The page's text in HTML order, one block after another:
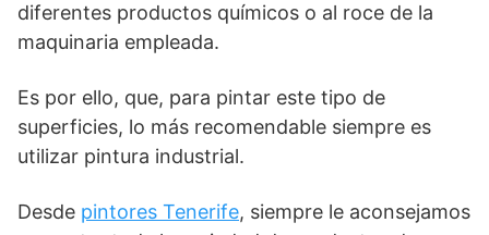
diferentes productos químicos o al roce de la
maquinaria empleada.
Es por ello, que, para pintar este tipo de
superficies, lo más recomendable siempre es
utilizar pintura industrial.
Desde pintores Tenerife, siempre le aconsejamos